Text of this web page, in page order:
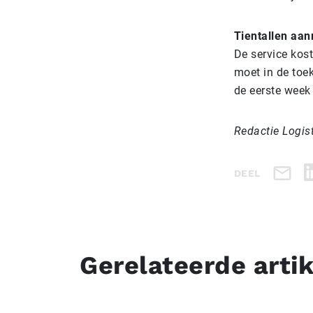
Tientallen
De service
moet in de
de eerste
Redactie
DEEL
Gerelateerde